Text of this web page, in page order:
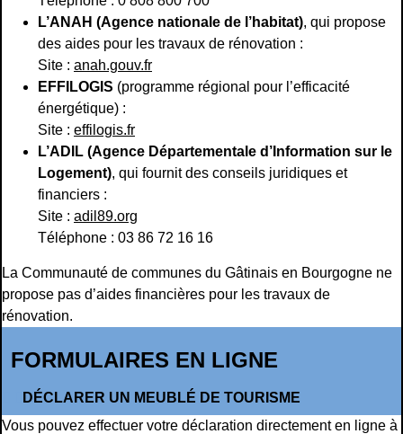
L’ANAH (Agence nationale de l’habitat), qui propose
des aides pour les travaux de rénovation :
Site : anah.gouv.fr
EFFILOGIS (programme régional pour l’efficacité
énergétique) :
Site : effilogis.fr
L’ADIL (Agence Départementale d’Information sur le
Logement), qui fournit des conseils juridiques et
financiers :
Site : adil89.org
Téléphone : 03 86 72 16 16
La Communauté de communes du Gâtinais en Bourgogne ne
propose pas d’aides financières pour les travaux de
rénovation.
FORMULAIRES EN LIGNE
DÉCLARER UN MEUBLÉ DE TOURISME
Vous pouvez effectuer votre déclaration directement en ligne à